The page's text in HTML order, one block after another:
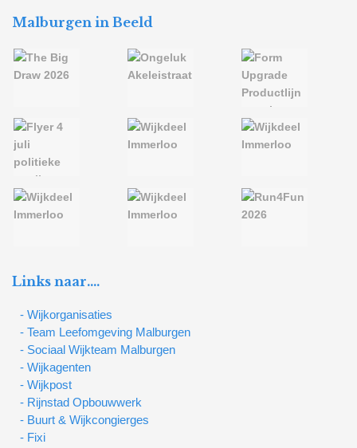
Malburgen in Beeld
Links naar….
- Wijkorganisaties
- Team Leefomgeving Malburgen
- Sociaal Wijkteam Malburgen
- Wijkagenten
- Wijkpost
- Rijnstad Opbouwwerk
- Buurt & Wijkcongierges
- Fixi